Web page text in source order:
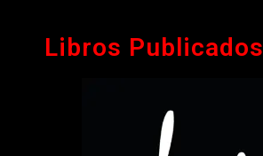
Libros Publicados